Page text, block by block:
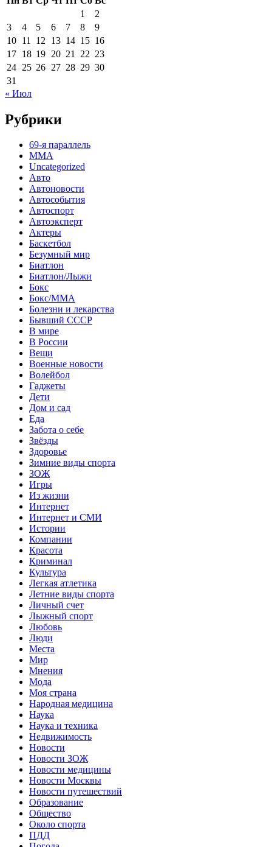
1
2
3
4 5 6 7 8
9
10 11 12 13 14 15 16
17 18 19 20 21 22 23
24 25 26 27 28 29 30
31
« Июл
Рубрики
69-я параллель
MMA
Uncategorized
Авто
Автоновости
Автособытия
Автоспорт
Автоэксперт
Актеры
Баскетбол
Безумный мир
Биатлон
Биатлон/Лыжи
Бокс
Бокс/MMA
Болезни и лекарства
Бывший СССР
В мире
В России
Вещи
Военные новости
Волейбол
Гаджеты
Дети
Дом и сад
Еда
Забота о себе
Звёзды
Здоровье
Зимние виды спорта
ЗОЖ
Игры
Из жизни
Интернет
Интернет и СМИ
Истории
Компании
Красота
Криминал
Культура
Легкая атлетика
Летние виды спорта
Личный счет
Лыжный спорт
Любовь
Люди
Места
Мир
Мнения
Мода
Моя страна
Народная медицина
Наука
Наука и техника
Недвижимость
Новости
Новости ЗОЖ
Новости медицины
Новости Москвы
Новости путешествий
Образование
Общество
Около спорта
ПДД